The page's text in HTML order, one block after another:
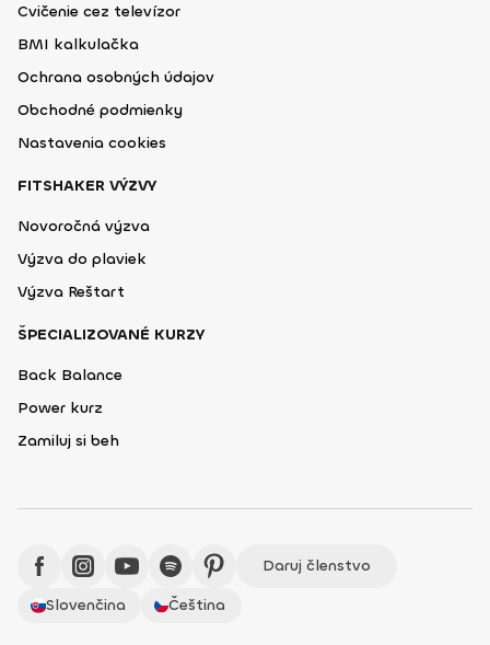
Cvičenie cez televízor
BMI kalkulačka
Ochrana osobných údajov
Obchodné podmienky
Nastavenia cookies
FITSHAKER VÝZVY
Novoročná výzva
Výzva do plaviek
Výzva Reštart
ŠPECIALIZOVANÉ KURZY
Back Balance
Power kurz
Zamiluj si beh
Daruj členstvo
Slovenčina
Čeština